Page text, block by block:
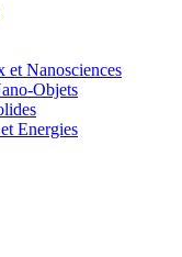
Nanosciences
Objets
Energies